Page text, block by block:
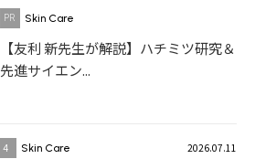
Skin Care
【友利 新先生が解説】ハチミツ研究＆
先進サイエン...
4 Skin Care 2026.07.11